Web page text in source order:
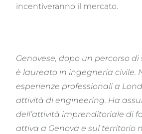
incentiveranno il mercato.
Genovese, dopo un percorso di
è laureato in ingegneria civile.
esperienze professionali a
attività di engineering. Ha
dell’attività imprenditoriale di
attiva a Genova e sul territorio